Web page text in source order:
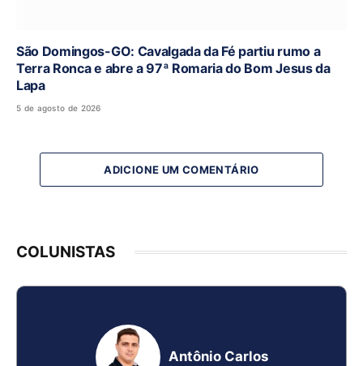
São Domingos-GO: Cavalgada da Fé partiu rumo a
Terra Ronca e abre a 97ª Romaria do Bom Jesus da
Lapa
5 de agosto de 2026
ADICIONE UM COMENTÁRIO
COLUNISTAS
Antônio Carlos